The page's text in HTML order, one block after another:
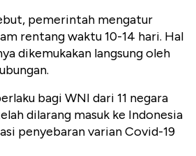
pemerintah mengatur
rentang waktu 10-14 hari. Hal
dikemukakan langsung oleh
bagi WNI dari 11 negara
dilarang masuk ke Indonesia
penyebaran varian Covid-19